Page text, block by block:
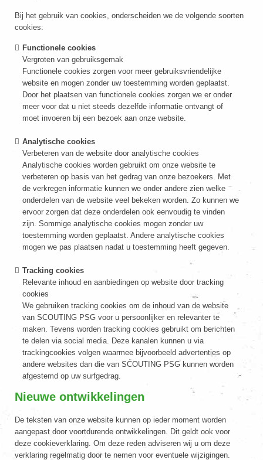
Bij het gebruik van cookies, onderscheiden we de volgende soorten
cookies:
Functionele cookies
Vergroten van gebruiksgemak
Functionele cookies zorgen voor meer gebruiksvriendelijke
website en mogen zonder uw toestemming worden geplaatst.
Door het plaatsen van functionele cookies zorgen we er onder
meer voor dat u niet steeds dezelfde informatie ontvangt of
moet invoeren bij een bezoek aan onze website.
Analytische cookies
Verbeteren van de website door analytische cookies
Analytische cookies worden gebruikt om onze website te
verbeteren op basis van het gedrag van onze bezoekers. Met
de verkregen informatie kunnen we onder andere zien welke
onderdelen van de website veel bekeken worden. Zo kunnen we
ervoor zorgen dat deze onderdelen ook eenvoudig te vinden
zijn. Sommige analytische cookies mogen zonder uw
toestemming worden geplaatst. Andere analytische cookies
mogen we pas plaatsen nadat u toestemming heeft gegeven.
Tracking cookies
Relevante inhoud en aanbiedingen op website door tracking
cookies
We gebruiken tracking cookies om de inhoud van de website
van SCOUTING PSG voor u persoonlijker en relevanter te
maken. Tevens worden tracking cookies gebruikt om berichten
te delen via social media. Deze kanalen kunnen u via
trackingcookies volgen waarmee bijvoorbeeld advertenties op
andere websites dan die van SCOUTING PSG kunnen worden
afgestemd op uw surfgedrag.
Nieuwe ontwikkelingen
De teksten van onze website kunnen op ieder moment worden
aangepast door voortdurende ontwikkelingen. Dit geldt ook voor
deze cookieverklaring. Om deze reden adviseren wij u om deze
verklaring regelmatig door te nemen voor eventuele wijzigingen.